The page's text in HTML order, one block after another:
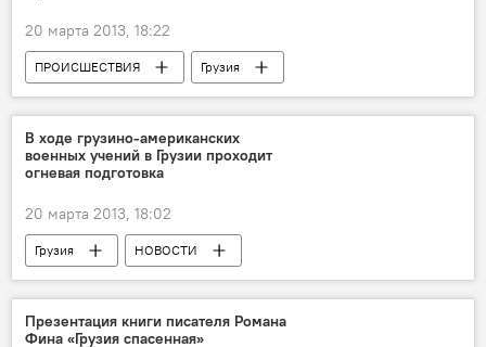
20 марта 2013, 18:22
ПРОИСШЕСТВИЯ
Грузия
НОВОСТИ
В ходе грузино-американских
военных учений в Грузии проходит
огневая подготовка
20 марта 2013, 18:02
Грузия НОВОСТИ
Презентация книги писателя Романа
Фина «Грузия спасенная»